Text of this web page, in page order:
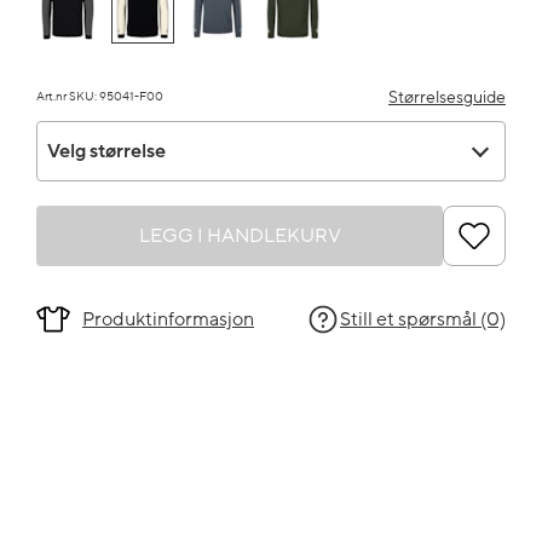
Art.nr SKU: 95041-F00 Størrelsesguide
Velg størrelse
LEGG I HANDLEKURV
Produktinformasjon Still et spørsmål (0)